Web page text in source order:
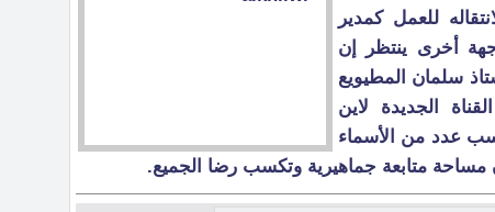
للعمل كمدير
أخرى ينتظر إن
سلمان المطيويع
الجديدة لاين
عدد من الأسماء
متابعة جماهيرية وتكسب رضا الجميع.